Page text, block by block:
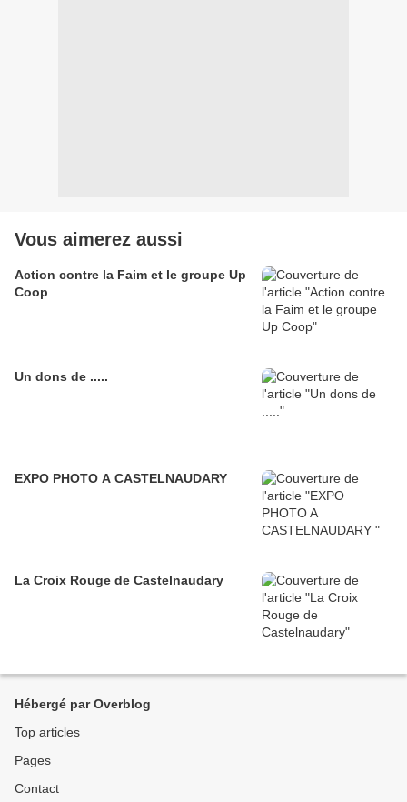
Vous aimerez aussi
Action contre la Faim et le groupe Up
Coop
Un dons de .....
EXPO PHOTO A CASTELNAUDARY
La Croix Rouge de Castelnaudary
Hébergé par Overblog
Top articles
Pages
Contact